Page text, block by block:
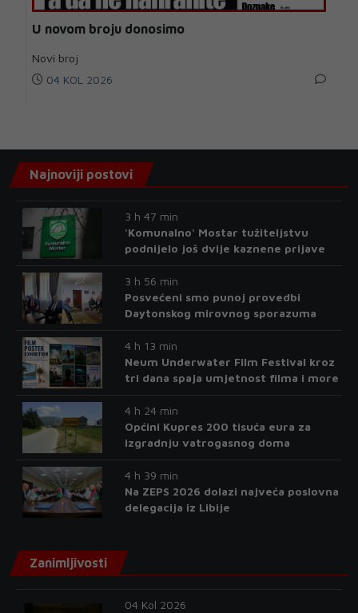
U novom broju donosimo
Novi broj
04 KOL 2026
Najnoviji postovi
3 h 47 min
'Komunalno' Mostar tužiteljstvu
podnijelo još dvije kaznene prijave
3 h 56 min
Posvećeni smo punoj provedbi
Daytonskog mirovnog sporazuma
4 h 13 min
Neum Underwater Film Festival kroz
tri dana spaja umjetnost filma i more
4 h 24 min
Općini Kupres 200 tisuća eura za
izgradnju vatrogasnog doma
4 h 39 min
Na ZEPS 2026 dolazi najveća poslovna
delegacija iz Libije
Zanimljivosti
04 Kol 2026